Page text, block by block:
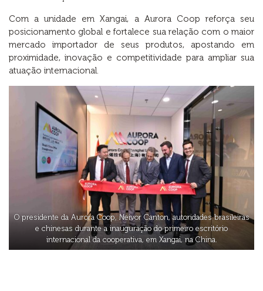
Com a unidade em Xangai, a Aurora Coop reforça seu
posicionamento global e fortalece sua relação com o maior
mercado importador de seus produtos, apostando em
proximidade, inovação e competitividade para ampliar sua
atuação internacional.
O presidente da Aurora Coop, Neivor Canton, autoridades brasileiras
e chinesas durante a inauguração do primeiro escritório
internacional da cooperativa, em Xangai, na China.